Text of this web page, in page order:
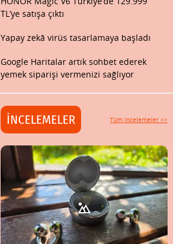
TL’ye satışa çıktı
Yapay zekâ virüs tasarlamaya başladı
Google Haritalar artık sohbet ederek
yemek siparişi vermenizi sağlıyor
İNCELEMELER Tüm incelemeler >>